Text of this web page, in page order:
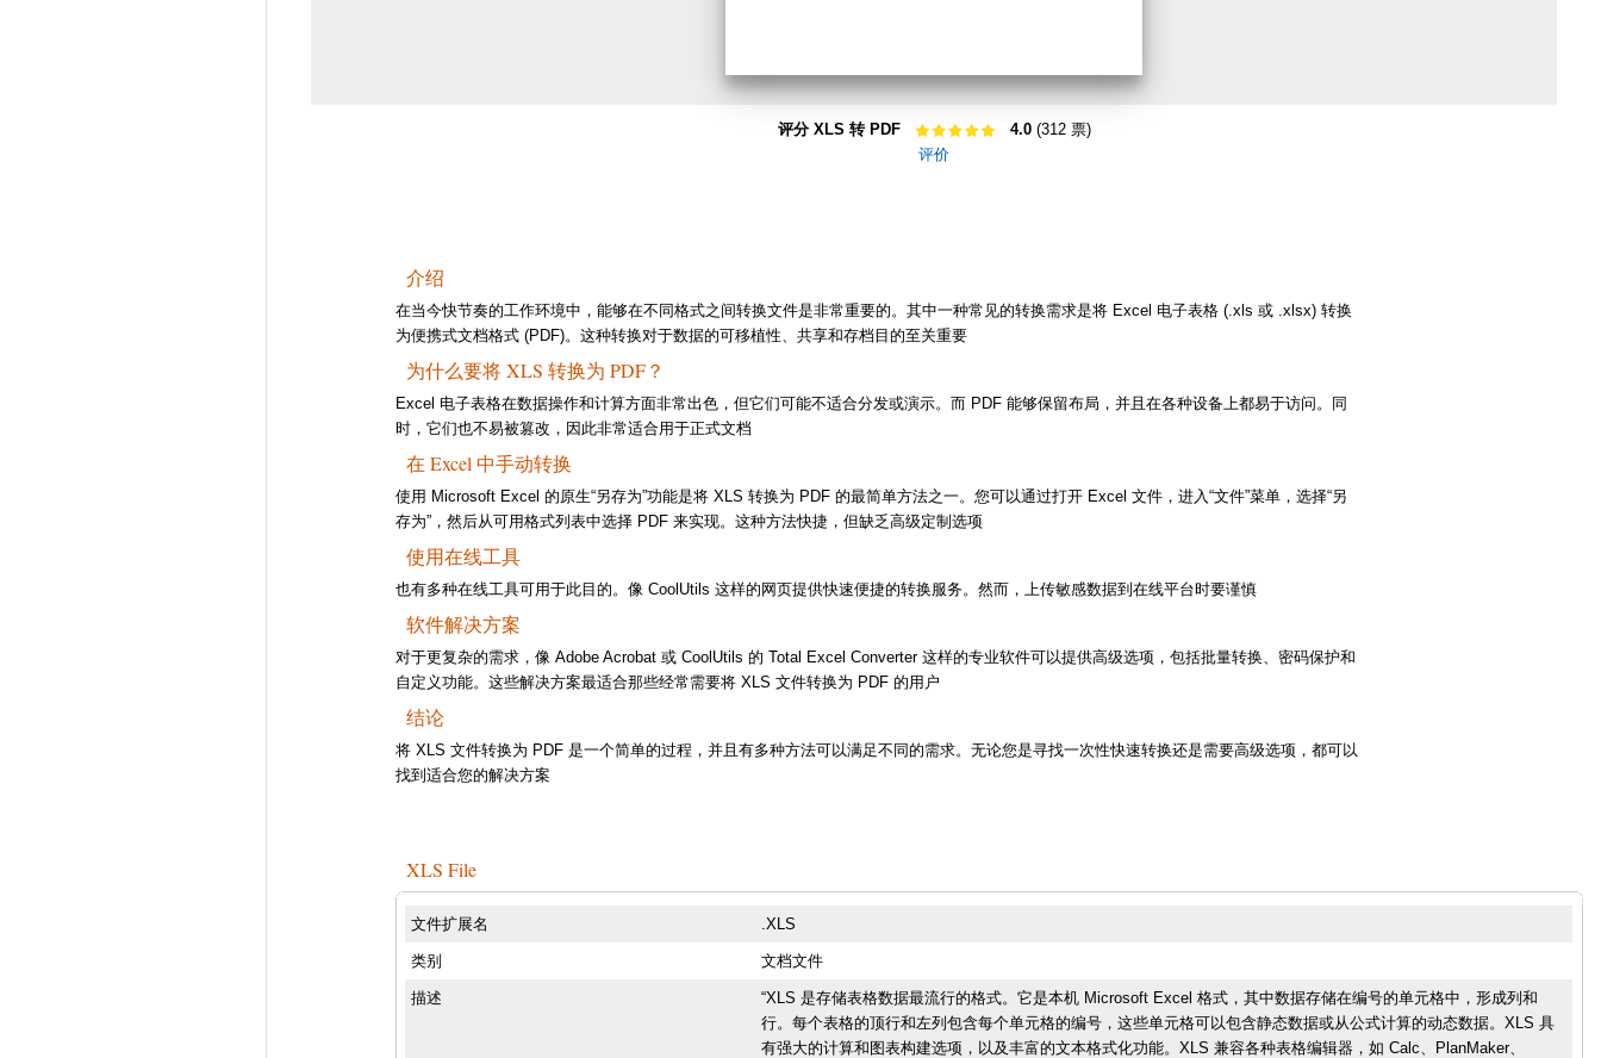
评分 XLS 转 PDF 4.0(312 票)
评价
介绍
在当今快节奏的工作环境中，能够在不同格式之间转换文件是非常重要的。其中一种常见的转换需求是将 Excel 电子表格 (.xls 或 .xlsx) 转换
为便携式文档格式 (PDF)。这种转换对于数据的可移植性、共享和存档目的至关重要
为什么要将 XLS 转换为 PDF？
Excel 电子表格在数据操作和计算方面非常出色，但它们可能不适合分发或演示。而 PDF 能够保留布局，并且在各种设备上都易于访问。同
时，它们也不易被篡改，因此非常适合用于正式文档
在 Excel 中手动转换
使用 Microsoft Excel 的原生“另存为”功能是将 XLS 转换为 PDF 的最简单方法之一。您可以通过打开 Excel 文件，进入“文件”菜单，选择“另
存为”，然后从可用格式列表中选择 PDF 来实现。这种方法快捷，但缺乏高级定制选项
使用在线工具
也有多种在线工具可用于此目的。像 CoolUtils 这样的网页提供快速便捷的转换服务。然而，上传敏感数据到在线平台时要谨慎
软件解决方案
对于更复杂的需求，像 Adobe Acrobat 或 CoolUtils 的 Total Excel Converter 这样的专业软件可以提供高级选项，包括批量转换、密码保护和
自定义功能。这些解决方案最适合那些经常需要将 XLS 文件转换为 PDF 的用户
结论
将 XLS 文件转换为 PDF 是一个简单的过程，并且有多种方法可以满足不同的需求。无论您是寻找一次性快速转换还是需要高级选项，都可以
找到适合您的解决方案
XLS File
文件扩展名 .XLS
类别 文档文件
描述
“XLS 是存储表格数据最流行的格式。它是本机 Microsoft Excel 格式，其中数据存储在编号的单元格中，形成列和
行。每个表格的顶行和左列包含每个单元格的编号，这些单元格可以包含静态数据或从公式计算的动态数据。XLS 具
有强大的计算和图表构建选项，以及丰富的文本格式化功能。XLS 兼容各种表格编辑器，如 Calc、PlanMaker、